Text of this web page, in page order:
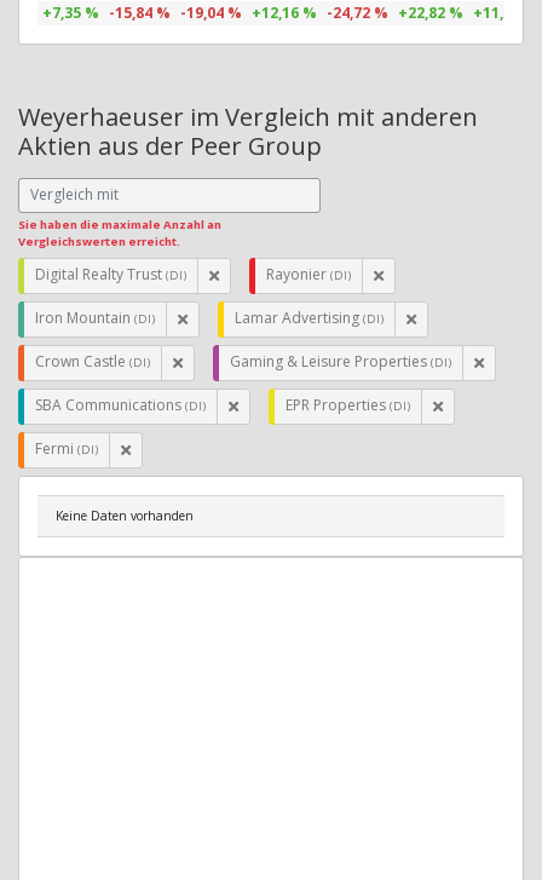
+7,35 % -15,84 % -19,04 % +12,16 % -24,72 % +22,82 % +11,03 %
Weyerhaeuser im Vergleich mit anderen
Aktien aus der Peer Group
Sie haben die maximale Anzahl an
Vergleichswerten erreicht.
Digital Realty Trust (DI) Rayonier (DI)
Iron Mountain (DI) Lamar Advertising (DI)
Crown Castle (DI) Gaming & Leisure Properties (DI)
SBA Communications (DI) EPR Properties (DI)
Fermi (DI)
Keine Daten vorhanden